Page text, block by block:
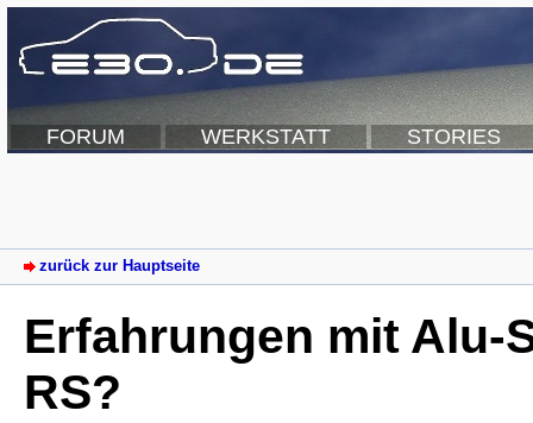
FORUM WERKSTATT STORIES
zurück zur Hauptseite
Erfahrungen mit Alu-
RS?